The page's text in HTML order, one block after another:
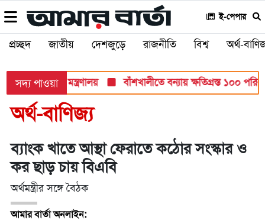
ই-পেপার
প্রচ্ছদ জাতীয় দেশজুড়ে রাজনীতি বিশ্ব অর্থ-
সদ্য পাওয়া
শিক্ষা মন্ত্রণালয় বাঁশখালীতে বন্যায় ক্ষতিগ্রস্ত ১০০
অর্থ-বাণিজ্য
ব্যাংক খাতে আস্থা ফেরাতে কঠোর সংস্কার ও
কর ছাড় চায় বিএবি
অর্থমন্ত্রীর সঙ্গে বৈঠক
আমার বার্তা অনলাইন: